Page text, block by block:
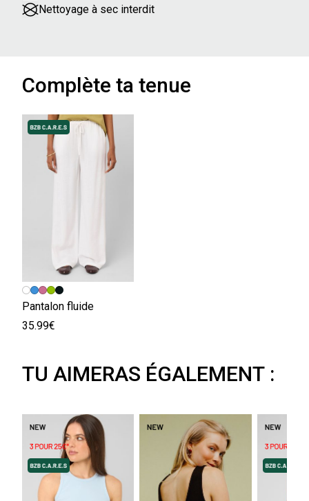
Nettoyage à sec interdit
Complète ta tenue
Pantalon fluide
35.99€
TU AIMERAS ÉGALEMENT :